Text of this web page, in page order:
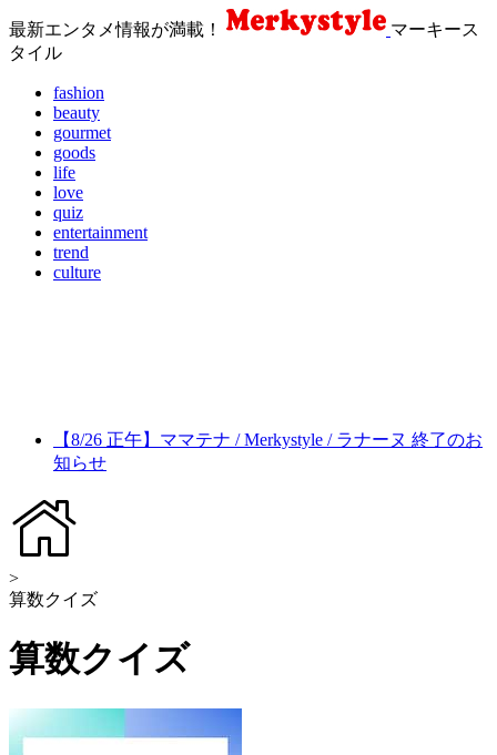
最新エンタメ情報が満載！
マーキース
タイル
fashion
beauty
gourmet
goods
life
love
quiz
entertainment
trend
culture
【8/26 正午】ママテナ / Merkystyle / ラナーヌ 終了のお
知らせ
>
算数クイズ
算数クイズ